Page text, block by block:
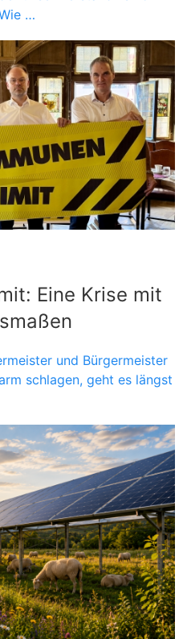
…
Eine Krise mit
und Bürgermeister
schlagen, geht es längst